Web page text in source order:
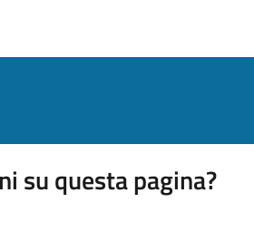
su questa pagina?